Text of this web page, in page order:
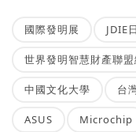
國際發明展 JDIE
世界發明智慧財產聯盟
中國文化大學 台
ASUS Microchip